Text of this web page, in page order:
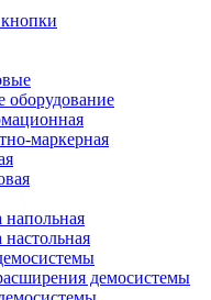
оборудование
маркерная
напольная
демосистемы